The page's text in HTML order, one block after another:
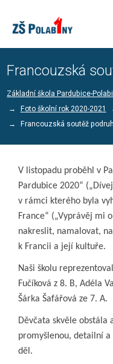
Francouzská
Základní škola Pardubice-
Foto školní rok 2020-2021
Francouzská soutěž
V listopadu proběhl v
Pardubice 2020“
v rámci kterého byla
France“ („Vyprávěj mi
nakreslit, namalovat,
k Francii a její kultuře.
Naši školu
Fučíková z 8. B, Adéla
Šárka Šafářová ze 7. A.
Děvčata skvěle obstála
promyšlenou, detailní
děl.